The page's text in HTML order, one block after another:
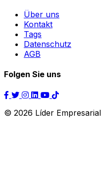
Über uns
Kontakt
Tags
Datenschutz
AGB
Folgen Sie uns
© 2026 Líder